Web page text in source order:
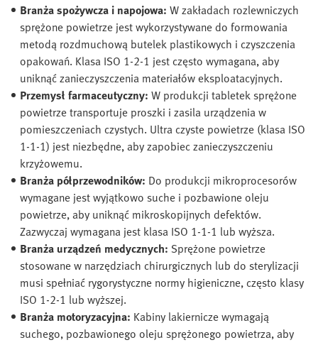
Branża spożywcza i napojowa: W zakładach rozlewniczych
sprężone powietrze jest wykorzystywane do formowania
metodą rozdmuchową butelek plastikowych i czyszczenia
opakowań. Klasa ISO 1-2-1 jest często wymagana, aby
uniknąć zanieczyszczenia materiałów eksploatacyjnych.
Przemysł farmaceutyczny: W produkcji tabletek sprężone
powietrze transportuje proszki i zasila urządzenia w
pomieszczeniach czystych. Ultra czyste powietrze (klasa ISO
1-1-1) jest niezbędne, aby zapobiec zanieczyszczeniu
krzyżowemu.
Branża półprzewodników: Do produkcji mikroprocesorów
wymagane jest wyjątkowo suche i pozbawione oleju
powietrze, aby uniknąć mikroskopijnych defektów.
Zazwyczaj wymagana jest klasa ISO 1-1-1 lub wyższa.
Branża urządzeń medycznych: Sprężone powietrze
stosowane w narzędziach chirurgicznych lub do sterylizacji
musi spełniać rygorystyczne normy higieniczne, często klasy
ISO 1-2-1 lub wyższej.
Branża motoryzacyjna: Kabiny lakiernicze wymagają
suchego, pozbawionego oleju sprężonego powietrza, aby